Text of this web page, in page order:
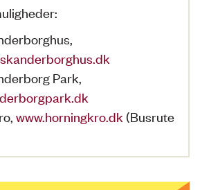
Park,
www.horningkro.dk (Busrute